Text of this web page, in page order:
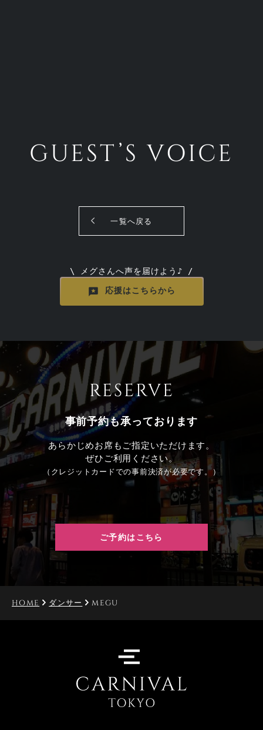
GUEST’S VOICE
一覧へ戻る
\ メグさんへ声を届けよう♪ /
応援はこちらから
RESERVE
事前予約も承っております
あらかじめお席もご指定いただけます。
ぜひご利用ください。
（クレジットカードでの事前決済が必要です。）
ご予約はこちら
HOME ダンサー MEGU